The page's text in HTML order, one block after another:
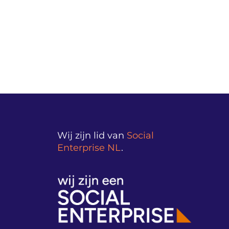
Wij zijn lid van Social
Enterprise NL.